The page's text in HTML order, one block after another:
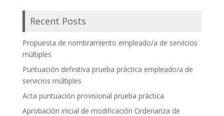
Recent Posts
Propuesta de nombramiento empleado/a de servicios
múltiples
Puntuación definitiva prueba práctica empleado/a de
servicios múltiples
Acta puntuación provisional prueba práctica
Aprobación inicial de modificación Ordenanza de